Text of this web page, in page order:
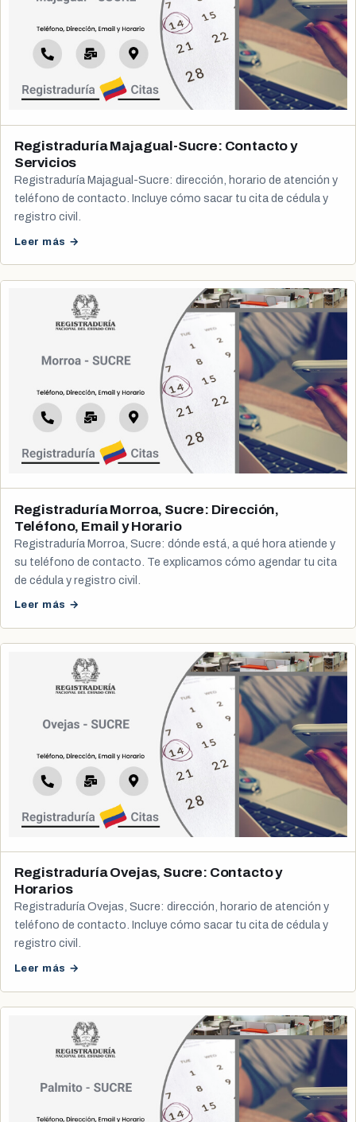
Registraduría Majagual-Sucre: Contacto y
Servicios
Registraduría Majagual-Sucre: dirección, horario de atención y
teléfono de contacto. Incluye cómo sacar tu cita de cédula y
registro civil.
Leer más →
Registraduría Morroa, Sucre: Dirección,
Teléfono, Email y Horario
Registraduría Morroa, Sucre: dónde está, a qué hora atiende y
su teléfono de contacto. Te explicamos cómo agendar tu cita
de cédula y registro civil.
Leer más →
Registraduría Ovejas, Sucre: Contacto y
Horarios
Registraduría Ovejas, Sucre: dirección, horario de atención y
teléfono de contacto. Incluye cómo sacar tu cita de cédula y
registro civil.
Leer más →